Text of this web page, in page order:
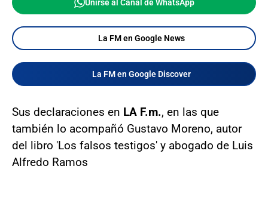
Unirse al Canal de WhatsApp
La FM en Google News
La FM en Google Discover
Sus declaraciones en LA F.m., en las que
también lo acompañó Gustavo Moreno, autor
del libro 'Los falsos testigos' y abogado de Luis
Alfredo Ramos